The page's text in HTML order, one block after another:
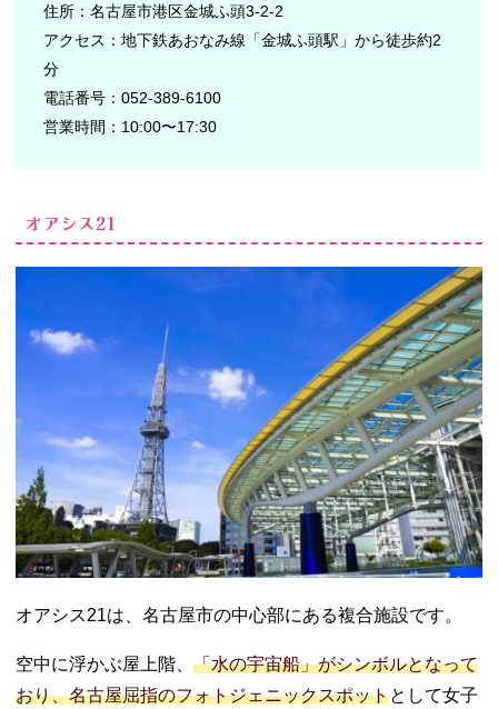
住所：名古屋市港区金城ふ頭3-2-2
アクセス：地下鉄あおなみ線「金城ふ頭駅」から徒歩約2
分
電話番号：052-389-6100
営業時間：10:00〜17:30
オアシス21
オアシス21は、名古屋市の中心部にある複合施設です。
空中に浮かぶ屋上階、 「水の宇宙船」がシンボルとなって
おり、名古屋屈指のフォトジェニックスポットとして女子